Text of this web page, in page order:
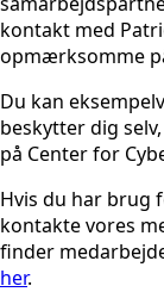
kontakt med
opmærksomme
Du kan
beskytter dig
på Center for
Hvis du har brug
kontakte vores
finder
her.